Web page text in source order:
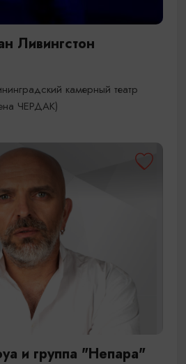
Ливингстон
камерный театр
ЧЕРДАК)
и группа "Непара"